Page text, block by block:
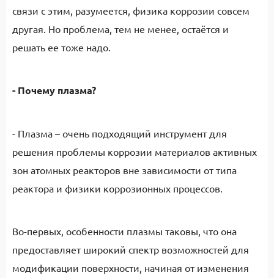
связи с этим, разумеется, физика коррозии совсем
другая. Но проблема, тем не менее, остаётся и
решать ее тоже надо.
- Почему плазма?
- Плазма – очень подходящий инструмент для
решения проблемы коррозии материалов активных
зон атомных реакторов вне зависимости от типа
реактора и физики коррозионных процессов.
Во-первых, особенности плазмы таковы, что она
предоставляет широкий спектр возможностей для
модификации поверхности, начиная от изменения